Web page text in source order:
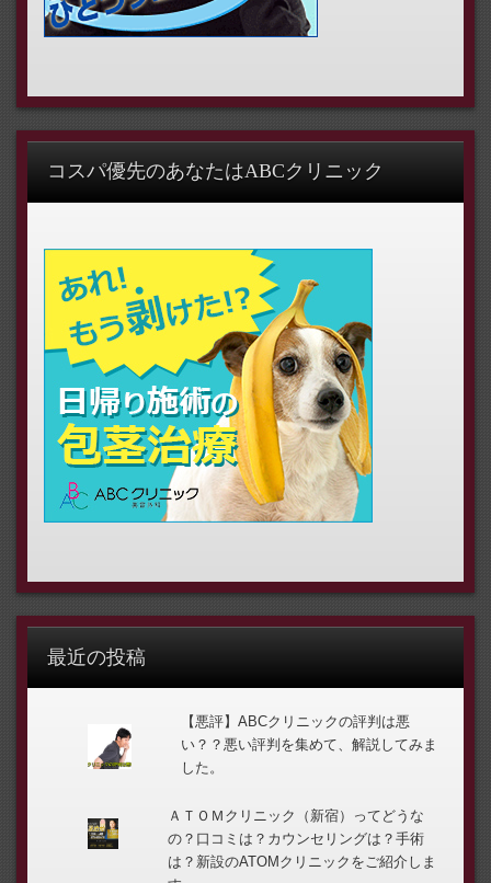
コスパ優先のあなたはABCクリニック
最近の投稿
【悪評】ABCクリニックの評判は悪
い？？悪い評判を集めて、解説してみま
した。
ＡＴＯＭクリニック（新宿）ってどうな
の？口コミは？カウンセリングは？手術
は？新設のATOMクリニックをご紹介しま